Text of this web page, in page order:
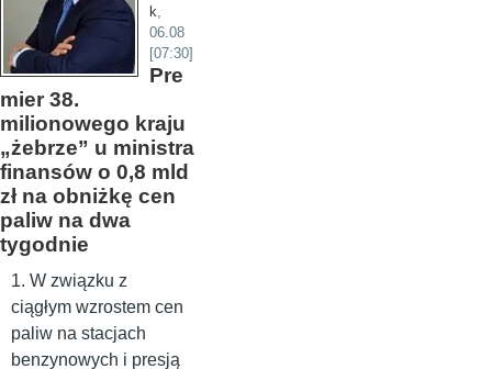
k,
06.08
[07:30]
Pre
mier 38.
milionowego kraju
„żebrze” u ministra
finansów o 0,8 mld
zł na obniżkę cen
paliw na dwa
tygodnie
1. W związku z
ciągłym wzrostem cen
paliw na stacjach
benzynowych i presją